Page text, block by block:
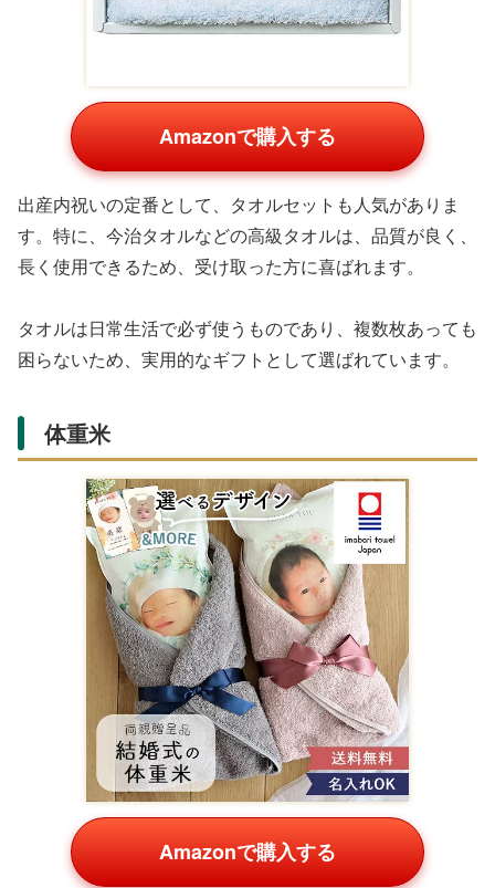
Amazonで購入する
出産内祝いの定番として、タオルセットも人気がありま
す。特に、今治タオルなどの高級タオルは、品質が良く、
長く使用できるため、受け取った方に喜ばれます。
タオルは日常生活で必ず使うものであり、複数枚あっても
困らないため、実用的なギフトとして選ばれています。
体重米
Amazonで購入する